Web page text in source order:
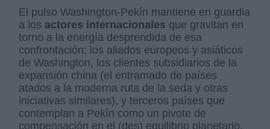
El pulso Washington-Pekín mantiene en guardia
a los actores internacionales que gravitan en
torno a la energía desprendida de esa
confrontación: los aliados europeos y asiáticos
de Washington, los clientes subsidiarios de la
expansión china (el entramado de países
atados a la moderna ruta de la seda y otras
iniciativas similares), y terceros países que
contemplan a Pekín como un pivote de
compensación en el (des) equilibrio planetario.